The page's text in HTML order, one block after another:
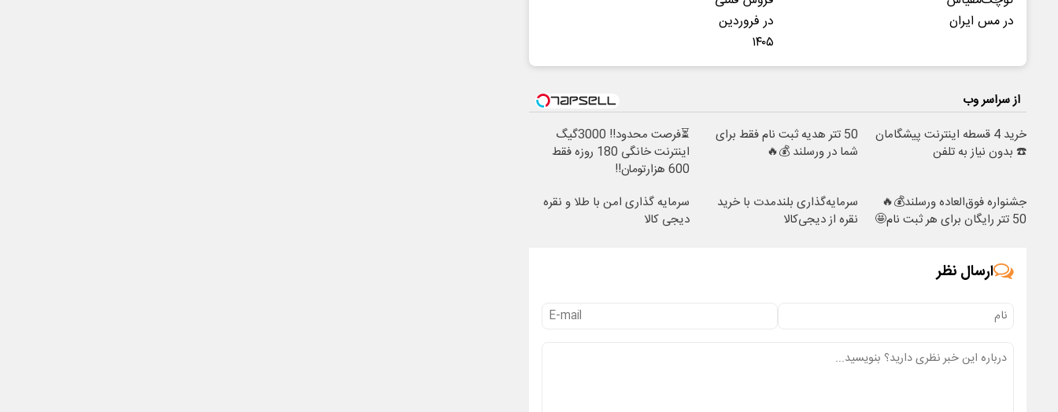
از سراسر وب
خرید 4 قسطه اینترنت پیشگامان
☎️ بدون نیاز به تلفن
50 تتر هدیه ثبت نام فقط برای
شما در ورسلند 💰🔥
⏳فرصت محدود!! 3000گیگ
اینترنت خانگی 180 روزه فقط
600 هزارتومان!!
جشنواره فوق‌العاده ورسلند💰🔥
50 تتر رایگان برای هر ثبت نام🤩
سرمایه‌گذاری بلندمدت با خرید
نقره از دیجی‌کالا
سرمایه گذاری امن با طلا و نقره
دیجی کالا
ارسال نظر